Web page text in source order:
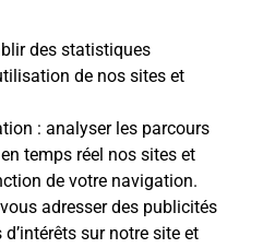
des statistiques
de nos sites et
: analyser les parcours
temps réel nos sites et
de votre navigation.
adresser des publicités
sur notre site et